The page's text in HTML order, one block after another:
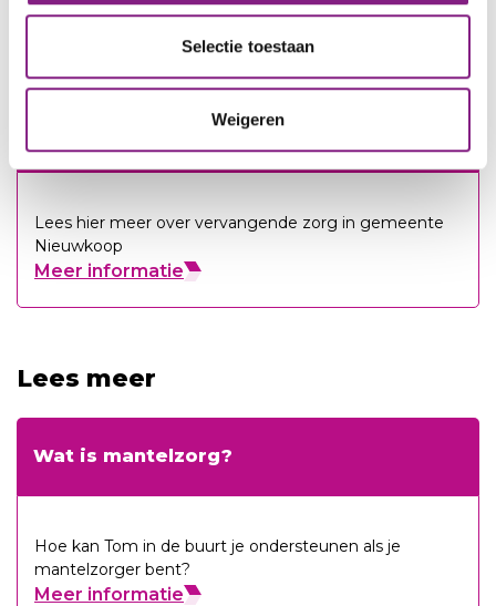
Selectie toestaan
Weigeren
Meer informatie
Vervangende zorg of respijtzorg
Lees hier meer over vervangende zorg in gemeente
Nieuwkoop
Meer informatie
Lees meer
Wat is mantelzorg?
Hoe kan Tom in de buurt je ondersteunen als je
mantelzorger bent?
Meer informatie